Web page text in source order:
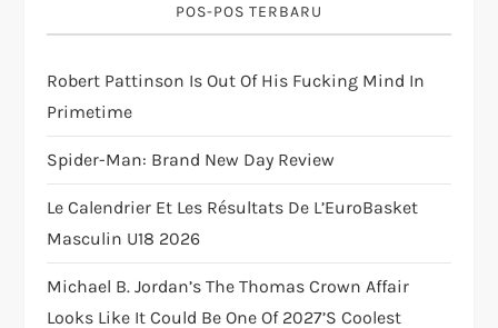
g
a
t
i
o
n
POS-POS TERBARU
Robert Pattinson Is Out Of His Fucking Mind In
Primetime
Spider-Man: Brand New Day Review
Le Calendrier Et Les Résultats De L’EuroBasket
Masculin U18 2026
Michael B. Jordan’s The Thomas Crown Affair
Looks Like It Could Be One Of 2027’s Coolest